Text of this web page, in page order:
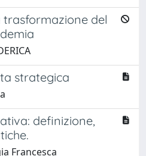
del
strategica
definizione,
Francesca